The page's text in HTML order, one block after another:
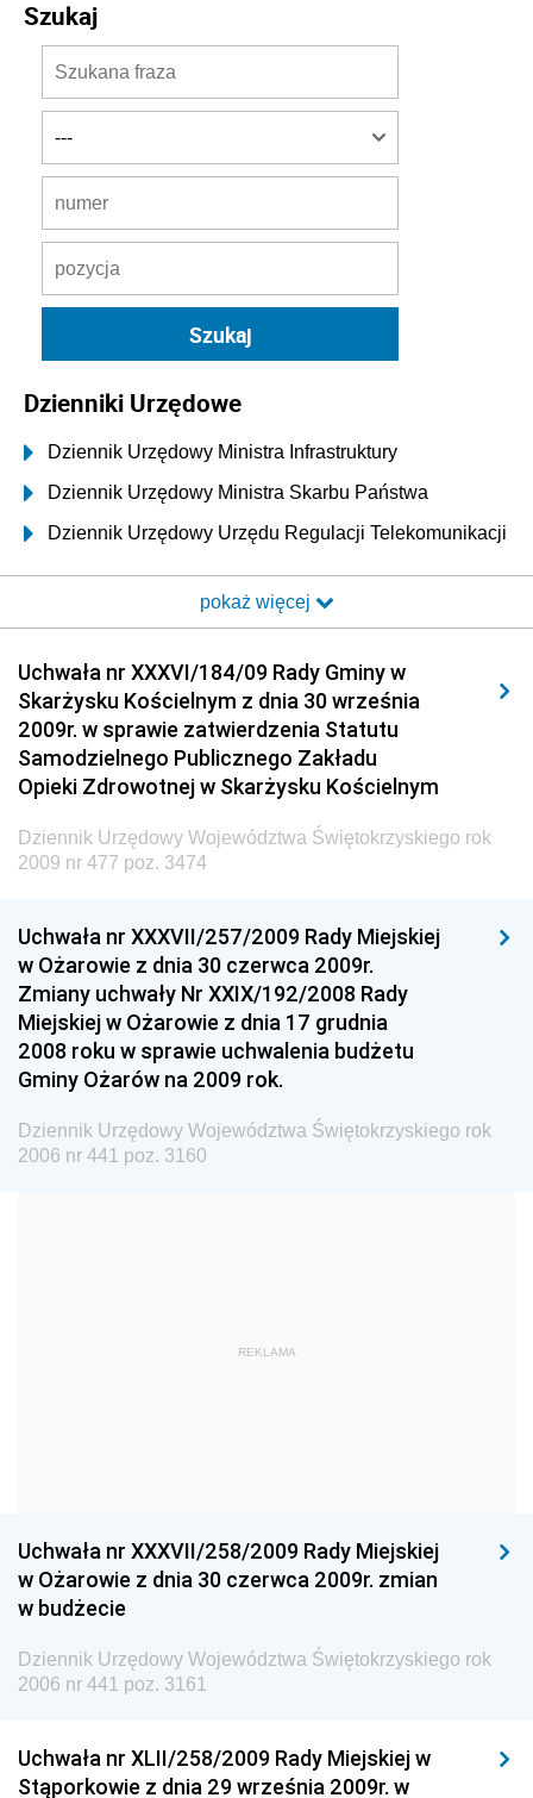
Szukaj
Dzienniki Urzędowe
Dziennik Urzędowy Ministra Infrastruktury
Dziennik Urzędowy Ministra Skarbu Państwa
Dziennik Urzędowy Urzędu Regulacji Telekomunikacji
Dziennik Urzędowy Ministra Transportu i Budownictwa
Elektronicznej
Dziennik Urzędowy Ministra Spraw Wewnętrznych i
Administracji
Dziennik Urzędowy Ministra Transportu
Dziennik Urzędowy Ministra Budownictwa
Dziennik Urzędowy Ministra Nauki i Szkolnictwa
Dziennik Urzędowy Głównego Urzędu Miar
Dziennik Urzędowy Ministra Rolnictwa i Rozwoju Wsi
Dziennik Urzędowy Ministra Edukacji Narodowej i
Sportu
Dziennik Urzędowy Ministra Edukacji i Nauki
Dziennik Urzędowy Ministra Edukacji Narodowej
Dziennik Urzędowy Ministra Gospodarki Morskiej
Dziennik Urzędowy Ministra Kultury i Dziedzictwa
Dziennik Urzędowy Ministra Pracy i Polityki
Społecznej
Dziennik Urzędowy Urzędu Lotnictwa Cywilnego
Dziennik Urzędowy Ministerstwa Hutnictwa i
Przemysłu Maszynowego
pokaż więcej
Uchwała nr XXXVI/184/09 Rady Gminy w
Skarżysku Kościelnym z dnia 30 września
2009r. w sprawie zatwierdzenia Statutu
Samodzielnego Publicznego Zakładu
Opieki Zdrowotnej w Skarżysku Kościelnym
Dziennik Urzędowy Województwa Świętokrzyskiego rok
2009 nr 477 poz. 3474
Uchwała nr XXXVII/257/2009 Rady Miejskiej
w Ożarowie z dnia 30 czerwca 2009r.
Zmiany uchwały Nr XXIX/192/2008 Rady
Miejskiej w Ożarowie z dnia 17 grudnia
2008 roku w sprawie uchwalenia budżetu
Gminy Ożarów na 2009 rok.
Dziennik Urzędowy Województwa Świętokrzyskiego rok
2006 nr 441 poz. 3160
REKLAMA
Uchwała nr XXXVII/258/2009 Rady Miejskiej
w Ożarowie z dnia 30 czerwca 2009r. zmian
w budżecie
Dziennik Urzędowy Województwa Świętokrzyskiego rok
2006 nr 441 poz. 3161
Uchwała nr XLII/258/2009 Rady Miejskiej w
Stąporkowie z dnia 29 września 2009r. w